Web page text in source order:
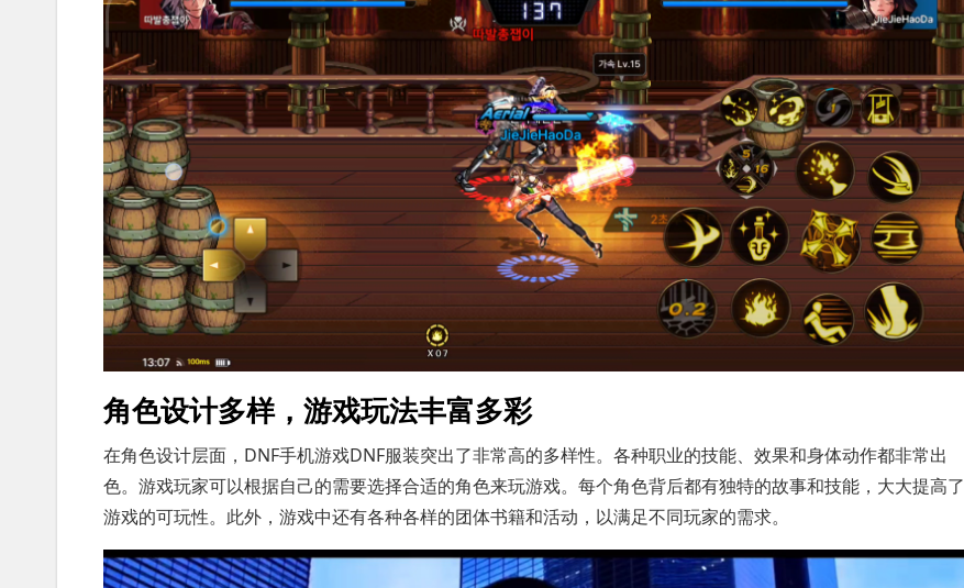
角色设计多样，游戏玩法丰富多彩
在角色设计层面，DNF手机游戏DNF服装突出了非常高的多样性。各种职业的技能、效果和身体动作都非常出
色。游戏玩家可以根据自己的需要选择合适的角色来玩游戏。每个角色背后都有独特的故事和技能，大大提高了
游戏的可玩性。此外，游戏中还有各种各样的团体书籍和活动，以满足不同玩家的需求。